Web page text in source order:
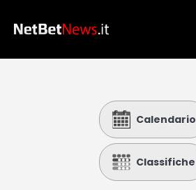
Calcio
Basket
Calendario
Classifiche